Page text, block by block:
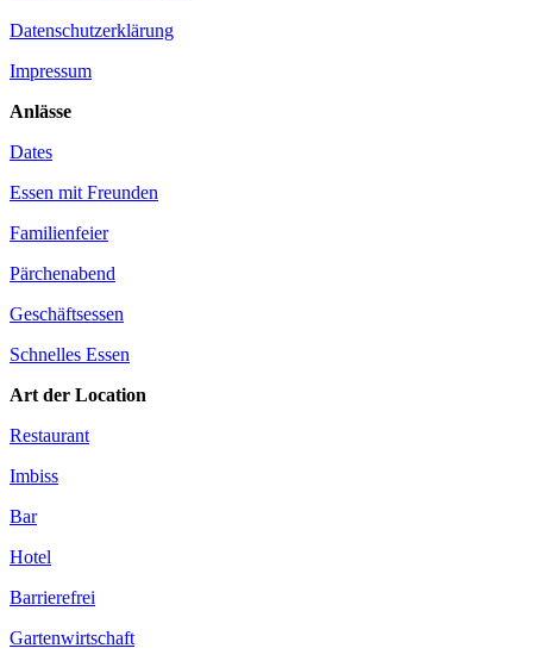
Datenschutzerklärung
Impressum
Anlässe
Dates
Essen mit Freunden
Familienfeier
Pärchenabend
Geschäftsessen
Schnelles Essen
Art der Location
Restaurant
Imbiss
Bar
Hotel
Barrierefrei
Gartenwirtschaft